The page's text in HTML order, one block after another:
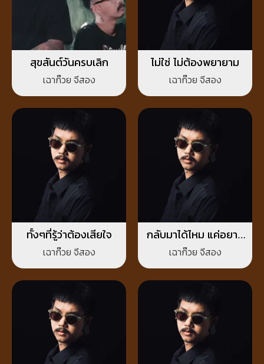
สุขสันต์วันครบเลิก
เฉาก๊วย จีสอง
ไม่ใช่ ไม่ต้องพยายาม
เฉาก๊วย จีสอง
ทั้งๆที่รู้ว่าต้องเสียใจ
เฉาก๊วย จีสอง
กลับมาได้ไหม แค่อยาก
พบหน้า
เฉาก๊วย จีสอง